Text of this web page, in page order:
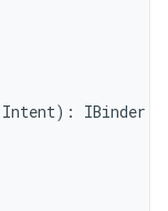
Intent): IBinder